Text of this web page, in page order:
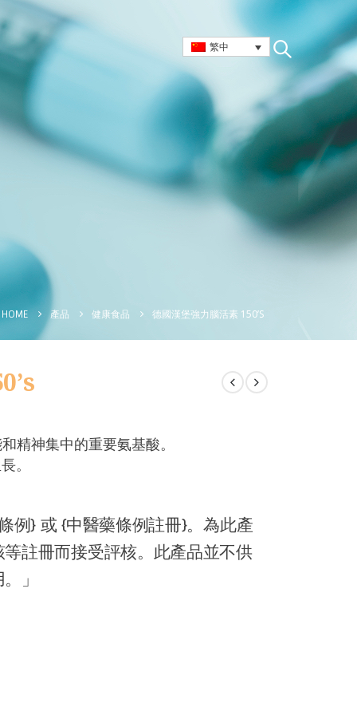
繁中
HOME 產品 健康食品 德國漢堡強力腦活素 150’S
精神集中的重要氨基酸。
。
例} 或 {中醫藥條例註冊}。為此產
註冊而接受評核。此產品並不供
」